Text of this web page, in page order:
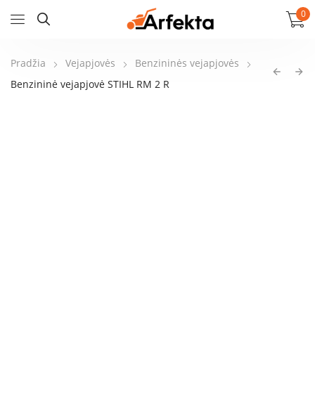
0
Pradžia Vejapjovės
Benzininės vejapjovės
Benzininė vejapjovė STIHL RM 2 R